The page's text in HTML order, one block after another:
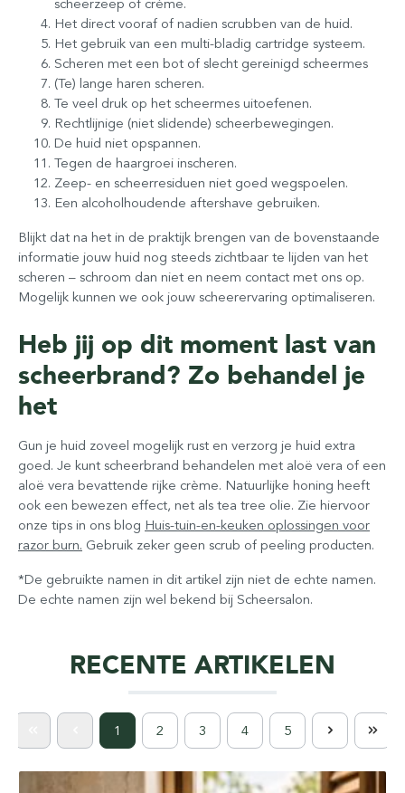
scheerzeep of crème.
Het direct vooraf of nadien scrubben van de huid.
Het gebruik van een multi-bladig cartridge systeem.
Scheren met een bot of slecht gereinigd scheermes
(Te) lange haren scheren.
Te veel druk op het scheermes uitoefenen.
Rechtlijnige (niet slidende) scheerbewegingen.
De huid niet opspannen.
Tegen de haargroei inscheren.
Zeep- en scheerresiduen niet goed wegspoelen.
Een alcoholhoudende aftershave gebruiken.
Blijkt dat na het in de praktijk brengen van de bovenstaande
informatie jouw huid nog steeds zichtbaar te lijden van het
scheren – schroom dan niet en neem contact met ons op.
Mogelijk kunnen we ook jouw scheerervaring optimaliseren.
Heb jij op dit moment last van
scheerbrand? Zo behandel je
het
Gun je huid zoveel mogelijk rust en verzorg je huid extra
goed. Je kunt scheerbrand behandelen met aloë vera of een
aloë vera bevattende rijke crème. Natuurlijke honing heeft
ook een bewezen effect, net als tea tree olie. Zie hiervoor
onze tips in ons blog Huis-tuin-en-keuken oplossingen voor
razor burn. Gebruik zeker geen scrub of peeling producten.
*De gebruikte namen in dit artikel zijn niet de echte namen.
De echte namen zijn wel bekend bij Scheersalon.
RECENTE ARTIKELEN
1 2 3 4 5